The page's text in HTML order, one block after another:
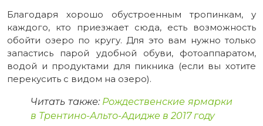
Благодаря хорошо обустроенным тропинкам, у
каждого, кто приезжает сюда, есть возможность
обойти озеро по кругу. Для это вам нужно только
запастись парой удобной обуви, фотоаппаратом,
водой и продуктами для пикника (если вы хотите
перекусить с видом на озеро).
Читать также: Рождественские ярмарки
в Трентино-Альто-Адидже в 2017 году